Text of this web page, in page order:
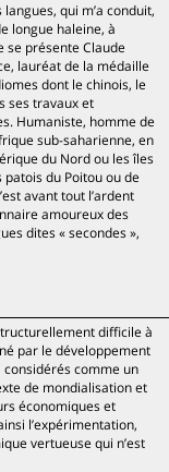
qui m’a conduit,
longue haleine, à
se présente Claude
lauréat de la médaille
dont le chinois, le
ses travaux et
Humaniste, homme de
sub-saharienne, en
du Nord ou les îles
du Poitou ou de
avant tout l’ardent
amoureux des
dites « secondes »,
difficile à
par le développement
considérés comme un
de mondialisation et
économiques et
l’expérimentation,
vertueuse qui n’est